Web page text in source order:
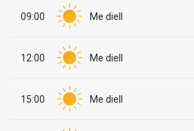
09:00 Me diell
12:00 Me diell
15:00 Me diell